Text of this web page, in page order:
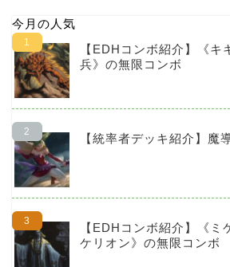
今月の人気
【EDHコンボ紹介】《キ
兵》の無限コンボ
【統率者デッキ紹介】魔
【EDHコンボ紹介】《ミ
ケリオン》の無限コンボ